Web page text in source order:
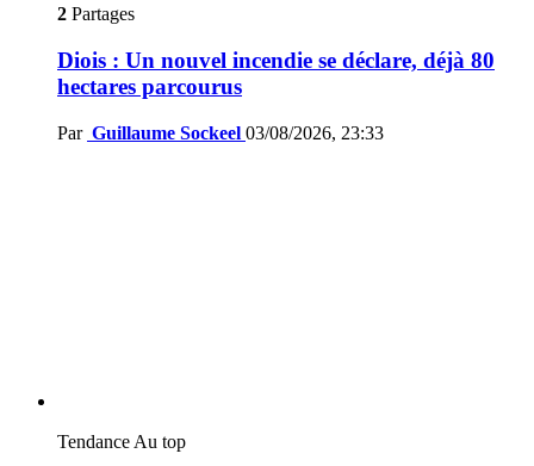
2 Partages
Diois : Un nouvel incendie se déclare, déjà 80
hectares parcourus
Par Guillaume Sockeel 03/08/2026, 23:33
Tendance Au top